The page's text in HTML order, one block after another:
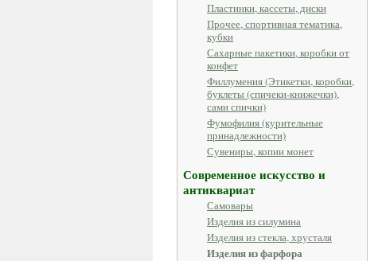
Пластинки, кассеты, диски
Прочее, спортивная тематика,
кубки
Сахарные пакетики, коробки от
конфет
Филлумения (Этикетки, коробки,
буклеты (спичеки-книжечки),
сами спички)
Фумофилия (курительные
принадлежности)
Сувениры, копии монет
Современное искусство и
антиквариат
Самовары
Изделия из силумина
Изделия из стекла, хрусталя
Изделия из фарфора